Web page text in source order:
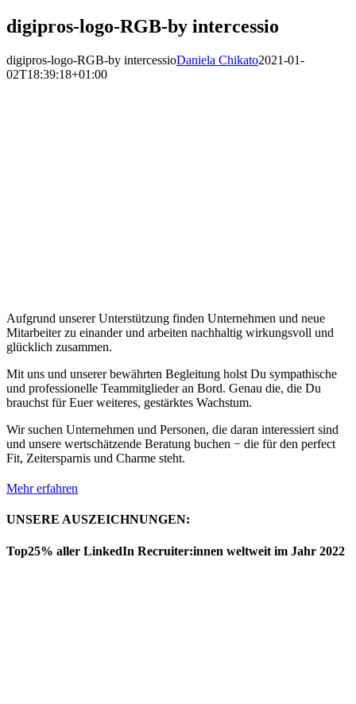
digipros-logo-RGB-by intercessio
digipros-logo-RGB-by intercessioDaniela Chikato2021-01-
02T18:39:18+01:00
Aufgrund unserer Unterstützung finden Unternehmen und neue
Mitarbeiter zu einander und arbeiten nachhaltig wirkungsvoll und
glücklich zusammen.
Mit uns und unserer bewährten Begleitung holst Du sympathische
und professionelle Teammitglieder an Bord. Genau die, die Du
brauchst für Euer weiteres, gestärktes Wachstum.
Wir suchen Unternehmen und Personen, die daran interessiert sind
und unsere wertschätzende Beratung buchen − die für den perfect
Fit, Zeitersparnis und Charme steht.
Mehr erfahren
UNSERE AUSZEICHNUNGEN:
Top25% aller LinkedIn Recruiter:innen weltweit im Jahr 2022